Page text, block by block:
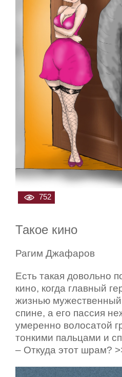
752
Такое кино
Рагим Джафаров
Есть такая довольно
кино, когда главный
жизнью
спине, а его пассия
умеренно волосатой
тонкими пальцами и
– Откуда этот шрам?